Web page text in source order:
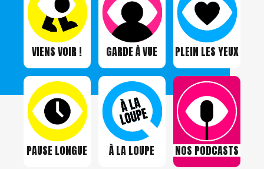
VIENS VOIR ! GARDE À VUE PLEIN LES YEUX
PAUSE LONGUE À LA LOUPE NOS PODCASTS